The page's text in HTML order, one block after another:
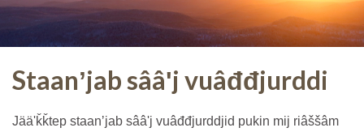
Staanʼjab sââʹj vuâđđjurddi
Jääʹǩǩtep staanʼjab sââʹj vuâđđjurddjid pukin mij riâššâm